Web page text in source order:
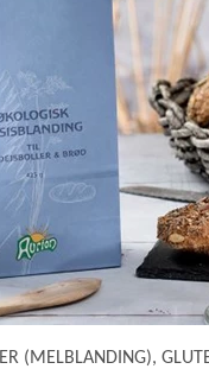
(MELBLANDING),